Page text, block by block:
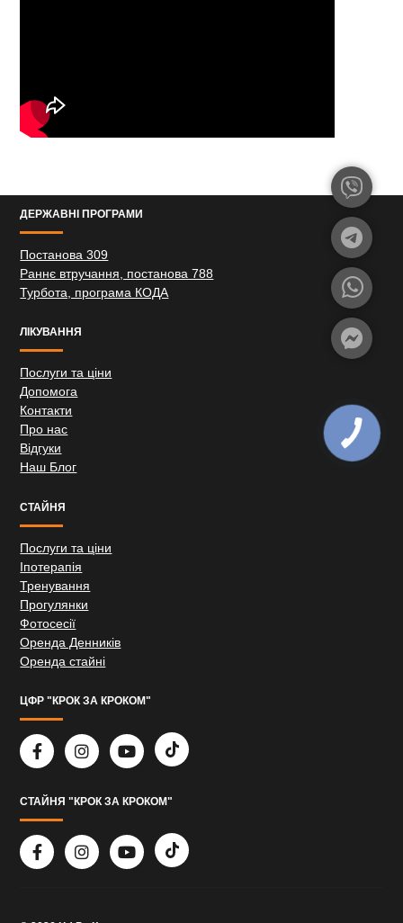
ДЕРЖАВНІ ПРОГРАМИ
Постанова 309
Раннє втручання, постанова 788
Турбота, програма КОДА
ЛІКУВАННЯ
Послуги та ціни
Допомога
Контакти
Про нас
Відгуки
Наш Блог
СТАЙНЯ
Послуги та ціни
Іпотерапія
Тренування
Прогулянки
Фотосесії
Оренда Денників
Оренда стайні
ЦФР "КРОК ЗА КРОКОМ"
СТАЙНЯ "КРОК ЗА КРОКОМ"